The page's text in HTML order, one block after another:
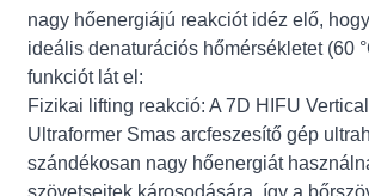
nagy hőenergiájú reakciót idéz elő,
ideális denaturációs hőmérsékletet (60
funkciót lát el:
Fizikai lifting reakció: A 7D HIFU
Ultraformer Smas arcfeszesítő gép
szándékosan nagy hőenergiát
szövetsejtek károsodására, így a